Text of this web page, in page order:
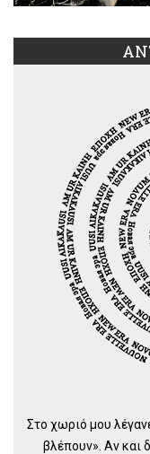
Στο χωριό μου
βλέπουν». Αν και